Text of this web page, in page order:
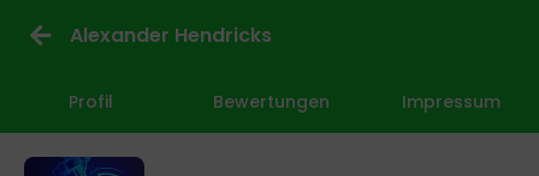
Alexander Hendricks
Profil Bewertungen Impressum